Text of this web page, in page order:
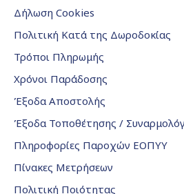
Δήλωση Cookies
Πολιτική Κατά της Δωροδοκίας
Τρόποι Πληρωμής
Χρόνοι Παράδοσης
Έξοδα Αποστολής
Έξοδα Τοποθέτησης /
Πληροφορίες Παροχών ΕΟΠΥΥ
Πίνακες Μετρήσεων
Πολιτική Ποιότητας